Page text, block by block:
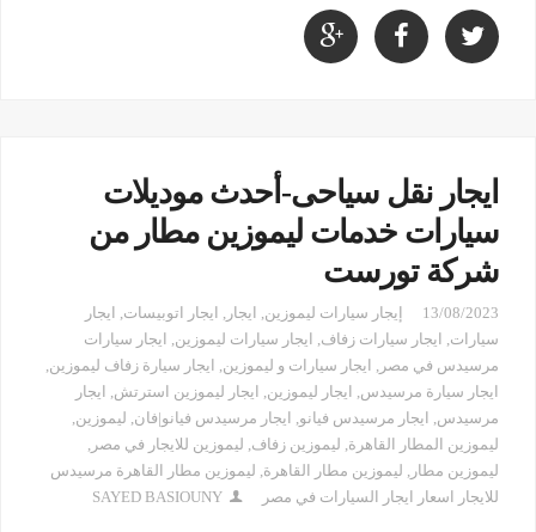
ايجار نقل سياحى-أحدث موديلات
سيارات خدمات ليموزين مطار من
شركة تورست
13/08/2023 إيجار سيارات ليموزين ايجار ايجار اتوبيسات
ايجار
سيارات
ايجار سيارات زفاف ايجار سيارات ليموزين
ايجار سيارات
مرسيدس في مصر
ايجار سيارات و ليموزين ايجار سيارة زفاف ليموزين
ايجار سيارة مرسيدس
ايجار ليموزين ايجار ليموزين استرتش
ايجار
مرسيدس
ايجار مرسيدس فيانو ايجار مرسيدس فيانو|فان ليموزين
ليموزين المطار القاهرة ليموزين زفاف ليموزين للايجار في مصر
ليموزين مطار
ليموزين مطار القاهرة ليموزين مطار القاهرة مرسيدس
للايجار اسعار ايجار السيارات في مصر
SAYED BASIOUNY